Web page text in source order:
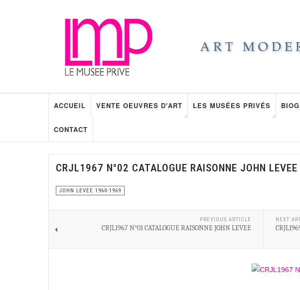
ACCUEIL VENTE OEUVRES D'ART LES MUSÉES PRIVÉS
CONTACT
CRJL1967 N°02 CATALOGUE RAISONNE JOHN LEVEE
JOHN LEVEE 1960-1969
PREVIOUS ARTICLE
CRJL1967 N°01 CATALOGUE RAISONNE JOHN LEVEE
NEXT